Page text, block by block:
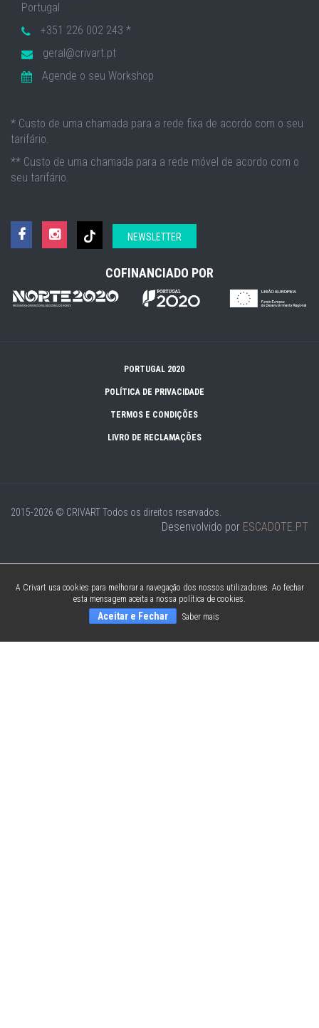
Portugal
+351 226 002 243 *
geral@crivart.pt
Agende o seu Workshop
* Custo de uma chamada para a rede fixa de acordo com o seu
tarifário.
** Custo de uma chamada para a rede móvel de acordo com o
seu tarifário.
NEWSLETTER
COFINANCIADO POR
PORTUGAL 2020
POLÍTICA DE PRIVACIDADE
TERMOS E CONDIÇÕES
LIVRO DE RECLAMAÇÕES
2015-2026 © CRIVARTTodos os direitos reservados.
Desenvolvido por ESCADOTE.PT
A Crivart usa cookies para melhorar a navegação dos nossos utilizadores. Ao fechar
esta mensagem aceita a nossa política de cookies.
Aceitar e Fechar Saber mais